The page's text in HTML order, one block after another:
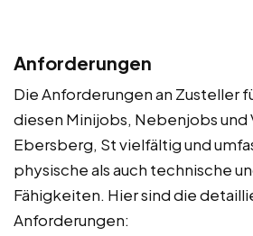
Anforderungen
Die Anforderungen an Zusteller
diesen Minijobs, Nebenjobs und
Ebersberg, St vielfältig und
physische als auch technische
Fähigkeiten. Hier sind die
Anforderungen: